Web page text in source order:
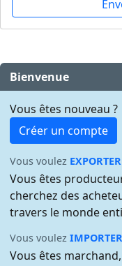
Bienvenue
Vous êtes nouveau ?
Créer un compte
Vous voulez EXPORTER
Vous êtes
cherchez des
travers le monde
Vous voulezIMPORTER
Vous êtes